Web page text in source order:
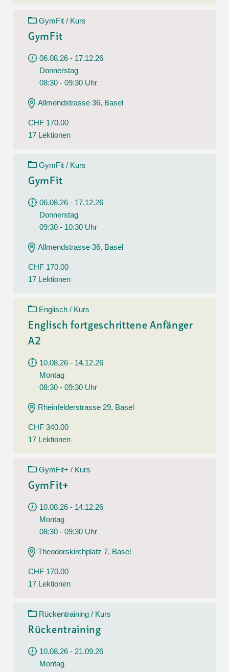
GymFit / Kurs
GymFit
06.08.26 - 17.12.26
Donnerstag
08:30 - 09:30 Uhr
Allmendstrasse 36, Basel
CHF 170.00
17 Lektionen
GymFit / Kurs
GymFit
06.08.26 - 17.12.26
Donnerstag
09:30 - 10:30 Uhr
Allmendstrasse 36, Basel
CHF 170.00
17 Lektionen
Englisch / Kurs
Englisch fortgeschrittene Anfänger
A2
10.08.26 - 14.12.26
Montag
08:30 - 09:30 Uhr
Rheinfelderstrasse 29, Basel
CHF 340.00
17 Lektionen
GymFit+ / Kurs
GymFit+
10.08.26 - 14.12.26
Montag
08:30 - 09:30 Uhr
Theodorskirchplatz 7, Basel
CHF 170.00
17 Lektionen
Rückentraining / Kurs
Rückentraining
10.08.26 - 21.09.26
Montag